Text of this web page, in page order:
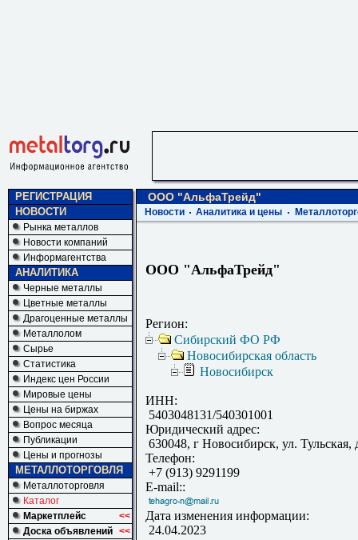
РЕГИСТРАЦИЯ
НОВОСТИ
Рынка металлов
Новости компаний
Информагентства
АНАЛИТИКА
Черные металлы
Цветные металлы
Драгоценные металлы
Металлолом
Сырье
Статистика
Индекс цен России
Мировые цены
Цены на биржах
Вопрос месяца
Публикации
Цены и прогнозы
МЕТАЛЛОТОРГОВЛЯ
Металлоторговля
Каталог
Маркетплейс
<<
Доска объявлений <<
ООО "АльфаТрейд"
Новости Аналитика и цены
ООО "АльфаТрейд"
Регион:
Сибирский ФО РФ
Новосибирская область
Новосибирск
ИНН:
5403048131/540301001
Юридический адрес:
630048, г Новосибирск, ул. Тульская,
Телефон:
+7 (913) 9291199
E-mail::
Дата изменения информации:
24.04.2023